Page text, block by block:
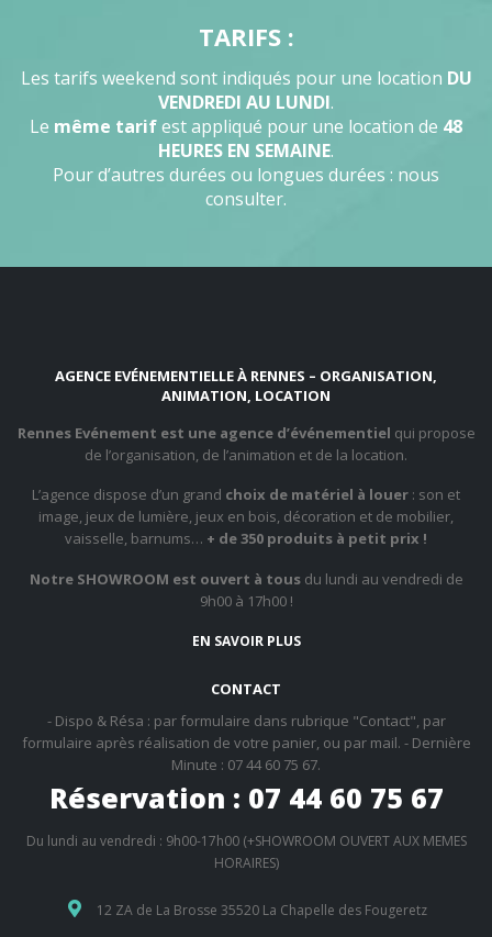
TARIFS :
Les tarifs weekend sont indiqués pour une location DU
VENDREDI AU LUNDI.
Le même tarifest appliqué pour une location de 48
HEURES EN SEMAINE.
Pour d’autres durées ou longues durées : nous
consulter.
AGENCE EVÉNEMENTIELLE À RENNES – ORGANISATION,
ANIMATION, LOCATION
Rennes Evénement est une agence d’événementiel qui propose
de l’organisation, de l’animation et de la location.
L’agence dispose d’un grand choix de matériel à louer : son et
image, jeux de lumière, jeux en bois, décoration et de mobilier,
vaisselle, barnums… + de 350 produits à petit prix !
Notre SHOWROOM est ouvert à tousdu lundi au vendredi de
9h00 à 17h00 !
EN SAVOIR PLUS
CONTACT
- Dispo & Résa : par formulaire dans rubrique "Contact", par
formulaire après réalisation de votre panier, ou par mail. - Dernière
Minute : 07 44 60 75 67.
Réservation : 07 44 60 75 67
Du lundi au vendredi : 9h00-17h00 (+SHOWROOM OUVERT AUX MEMES
HORAIRES)
12 ZA de La Brosse 35520 La Chapelle des Fougeretz